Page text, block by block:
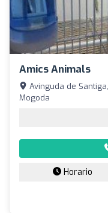
Amics Animals
Avinguda de
Mogoda
Horario